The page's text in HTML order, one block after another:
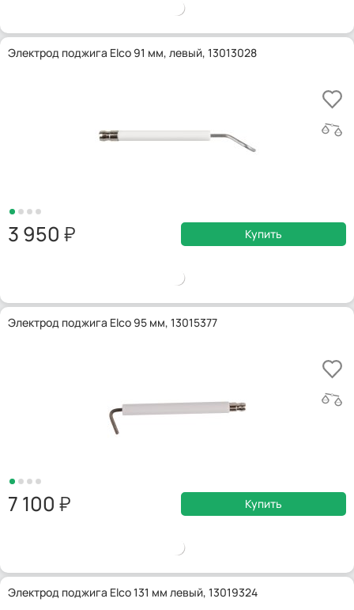
Электрод поджига Elco 91 мм, левый, 13013028
3 950 Купить
Электрод поджига Elco 95 мм, 13015377
7 100 Купить
Электрод поджига Elco 131 мм левый, 13019324